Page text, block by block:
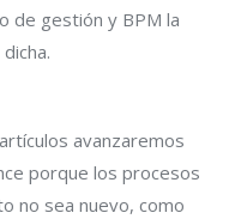
de gestión y BPM la
avanzaremos
porque los procesos
no sea nuevo, como